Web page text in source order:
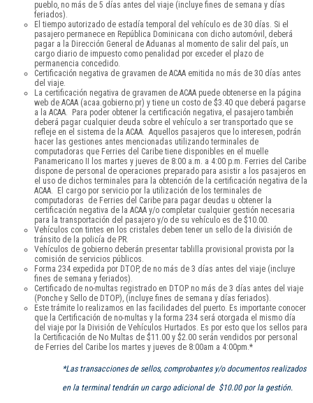
pueblo, no más de 5 días antes del viaje (incluye fines de semana y días
feriados).
El tiempo autorizado de estadía temporal del vehículo es de 30 días. Si el
pasajero permanece en República Dominicana con dicho automóvil, deberá
pagar a la Dirección General de Aduanas al momento de salir del país, un
cargo diario de impuesto como penalidad por exceder el plazo de
permanencia concedido.
Certificación negativa de gravamen de ACAA emitida no más de 30 días antes
del viaje.
La certificación negativa de gravamen de ACAA puede obtenerse en la página
web de ACAA (acaa.gobierno.pr) y tiene un costo de $3.40 que deberá pagarse
a la ACAA. Para poder obtener la certificación negativa, el pasajero también
deberá pagar cualquier deuda sobre el vehículo a ser transportado que se
refleje en el sistema de la ACAA. Aquellos pasajeros que lo interesen, podrán
hacer las gestiones antes mencionadas utilizando terminales de
computadoras que Ferries del Caribe tiene disponibles en el muelle
Panamericano II los martes y jueves de 8:00 a.m. a 4:00 p.m. Ferries del Caribe
dispone de personal de operaciones preparado para asistir a los pasajeros en
el uso de dichos terminales para la obtención de la certificación negativa de la
ACAA. El cargo por servicio por la utilización de los terminales de
computadoras de Ferries del Caribe para pagar deudas u obtener la
certificación negativa de la ACAA y/o completar cualquier gestión necesaria
para la transportación del pasajero y/o de su vehículo es de $10.00.
Vehículos con tintes en los cristales deben tener un sello de la división de
tránsito de la policía de PR.
Vehículos de gobierno deberán presentar tablilla provisional provista por la
comisión de servicios públicos.
Forma 234 expedida por DTOP, de no más de 3 días antes del viaje (incluye
fines de semana y feriados).
Certificado de no-multas registrado en DTOP no más de 3 días antes del viaje
(Ponche y Sello de DTOP), (incluye fines de semana y días feriados).
Este trámite lo realizamos en las facilidades del puerto. Es importante conocer
que la Certificación de no-multas y la forma 234 será otorgada el mismo día
del viaje por la División de Vehículos Hurtados. Es por esto que los sellos para
la Certificación de No Multas de $11.00 y $2.00 serán vendidos por personal
de Ferries del Caribe los martes y jueves de 8:00am a 4:00pm.*
*Las transacciones de sellos, comprobantes y/o documentos realizados
en la terminal tendrán un cargo adicional de $10.00 por la gestión.